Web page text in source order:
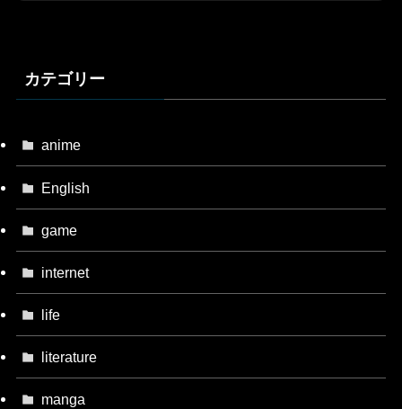
カテゴリー
anime
English
game
internet
life
literature
manga